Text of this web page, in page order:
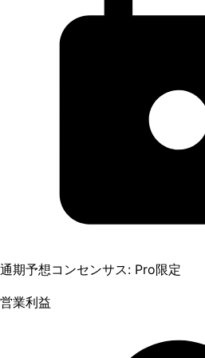
通期予想コンセンサス: Pro限定
営業利益